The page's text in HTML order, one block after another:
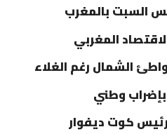
السبت بالمغرب
المغربي
الشمال رغم الغلاء
بإضراب وطني
كوت ديفوار